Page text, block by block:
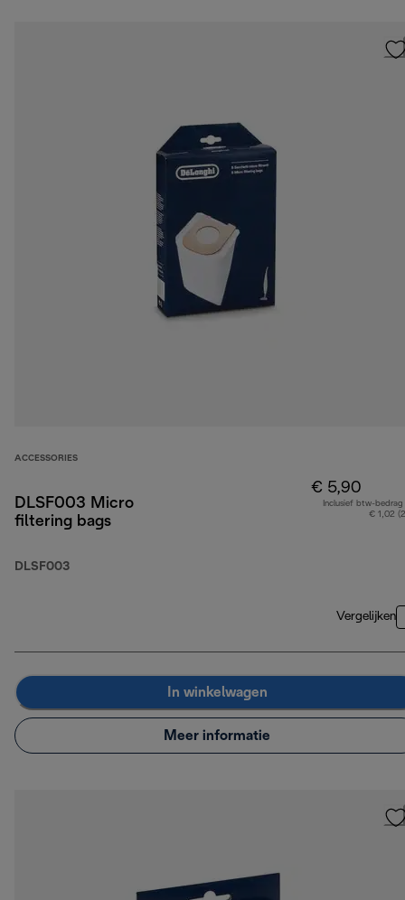
ACCESSORIES
DLSF003 Micro
filtering bags
DLSF003
€ 5,90
Inclusief btw-bedrag
€ 1,02
Vergelijken
In winkelwagen
Meer informatie